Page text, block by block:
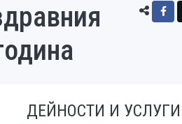
ДЕЙНОСТИ И УСЛУГИ